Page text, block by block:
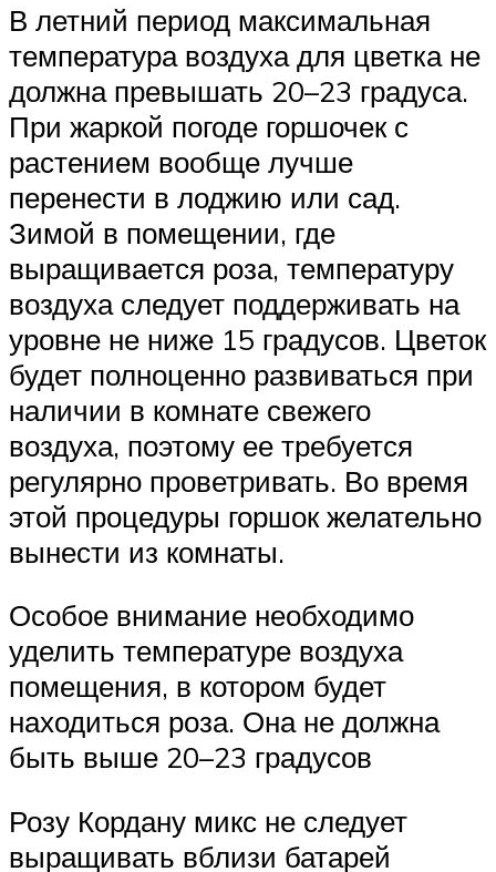
В летний период максимальная
температура воздуха для цветка не
должна превышать 20–23 градуса.
При жаркой погоде горшочек с
растением вообще лучше
перенести в лоджию или сад.
Зимой в помещении, где
выращивается роза, температуру
воздуха следует поддерживать на
уровне не ниже 15 градусов. Цветок
будет полноценно развиваться при
наличии в комнате свежего
воздуха, поэтому ее требуется
регулярно проветривать. Во время
этой процедуры горшок желательно
вынести из комнаты.
Особое внимание необходимо
уделить температуре воздуха
помещения, в котором будет
находиться роза. Она не должна
быть выше 20–23 градусов
Розу Кордану микс не следует
выращивать вблизи батарей